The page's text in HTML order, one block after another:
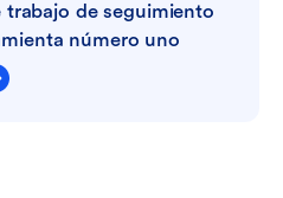
de seguimiento
número uno